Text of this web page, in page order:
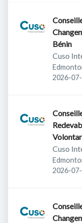
Bénin
Cuso
2026-
Cuso
2026-